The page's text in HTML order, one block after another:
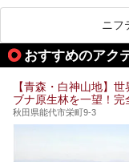
そこでコ
紹介しま
格安でも
今回は青
ニフ
おすすめのアク
【青森・白神山地】
ブナ原生林を一望！完
秋田県能代市栄町9-3